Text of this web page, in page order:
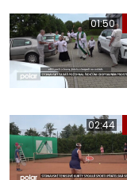
01:50
02:44